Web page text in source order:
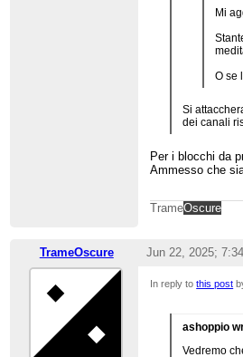
Mi
O se
Si
dei canali
Per i blocchi da
Ammesso che
TrameOscure
TrameOscure Jun 22, 2025;
In reply tothis post
ashoppio
Vedremo